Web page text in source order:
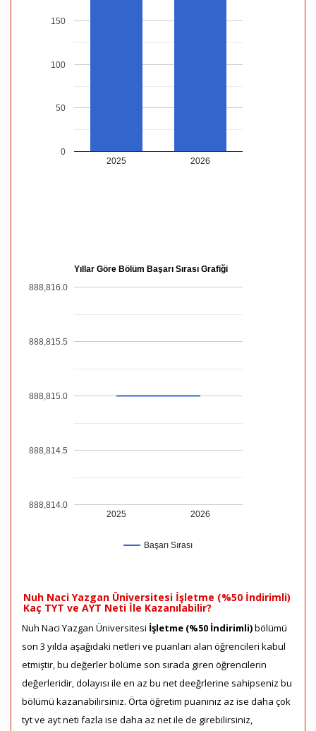
2025 2026
0
50
100
150
Yıllar Göre Bölüm Başarı Sırası Grafiği
Başarı Sırası
2025 2026
888,814.0
888,814.5
888,815.0
888,815.5
888,816.0
Nuh Naci Yazgan Üniversitesi İşletme (%50 İndirimli)
Kaç TYT ve AYT Neti İle Kazanılabilir?
Nuh Naci Yazgan Üniversitesi İşletme (%50 İndirimli)bölümü
son 3 yılda aşağıdaki netleri ve puanları alan öğrencileri kabul
etmiştir, bu değerler bölüme son sırada giren öğrencilerin
değerleridir, dolayısı ile en az bu net deeğrlerine sahipseniz bu
bölümü kazanabilirsiniz. Örta öğretim puanınız az ise daha çok
tyt ve ayt neti fazla ise daha az net ile de girebilirsiniz,